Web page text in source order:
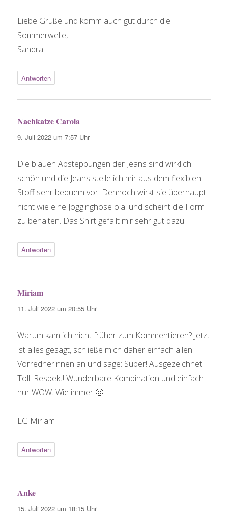
Liebe Grüße und komm auch gut durch die
Sommerwelle,
Sandra
Antworten
Naehkatze Carola
9. Juli 2022 um 7:57 Uhr
Die blauen Absteppungen der Jeans sind wirklich
schön und die Jeans stelle ich mir aus dem flexiblen
Stoff sehr bequem vor. Dennoch wirkt sie überhaupt
nicht wie eine Jogginghose o.ä. und scheint die Form
zu behalten. Das Shirt gefällt mir sehr gut dazu.
Antworten
Miriam
11. Juli 2022 um 20:55 Uhr
Warum kam ich nicht früher zum Kommentieren? Jetzt
ist alles gesagt, schließe mich daher einfach allen
Vorrednerinnen an und sage: Super! Ausgezeichnet!
Toll! Respekt! Wunderbare Kombination und einfach
nur WOW. Wie immer 🙂
LG Miriam
Antworten
Anke
15. Juli 2022 um 18:15 Uhr